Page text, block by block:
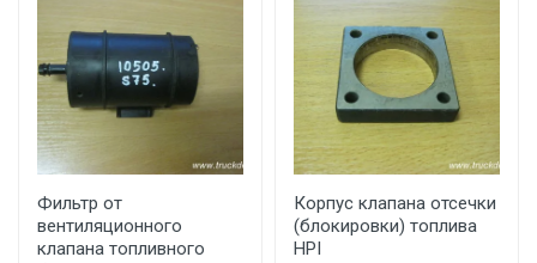
Фильтр от
вентиляционного
клапана топливного
Корпус клапана отсечки
(блокировки) топлива
HPI